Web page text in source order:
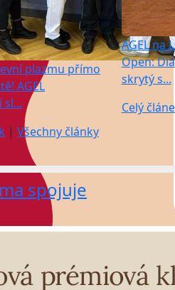
plazmu přímo
AGEL
sl...
| Všechny články
AGEL na
Open:
skrytý s...
Celý
spojuje